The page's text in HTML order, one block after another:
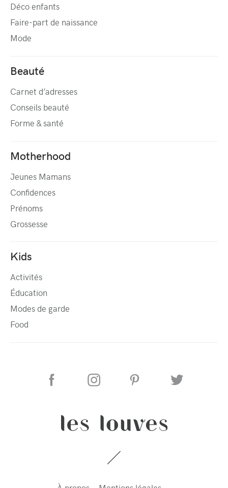
Déco enfants
Faire-part de naissance
Mode
Beauté
Carnet d’adresses
Conseils beauté
Forme & santé
Motherhood
Jeunes Mamans
Confidences
Prénoms
Grossesse
Kids
Activités
Éducation
Modes de garde
Food